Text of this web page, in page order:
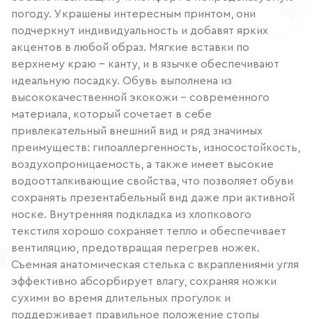
погоду. Украшены интересным принтом, они
подчеркнут индивидуальность и добавят ярких
акцентов в любой образ. Мягкие вставки по
верхнему краю – канту, и в язычке обеспечивают
идеальную посадку. Обувь выполнена из
высококачественной экокожи – современного
материала, который сочетает в себе
привлекательный внешний вид и ряд значимых
преимуществ: гипоаллергенность, износостойкость,
воздухопроницаемость, а также имеет высокие
водоотталкивающие свойства, что позволяет обуви
сохранять презентабельный вид даже при активной
носке. Внутренняя подкладка из хлопкового
текстиля хорошо сохраняет тепло и обеспечивает
вентиляцию, предотвращая перегрев ножек.
Съемная анатомическая стелька с вкраплениями угля
эффективно абсорбирует влагу, сохраняя ножки
сухими во время длительных прогулок и
поддерживает правильное положение стопы